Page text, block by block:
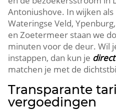
Antoniushove. In wijken
Wateringse Veld,
en Zoetermeer staan we
minuten voor de deur. Wil
instappen, dan kun je
matchen je met de
Transparante
vergoedingen